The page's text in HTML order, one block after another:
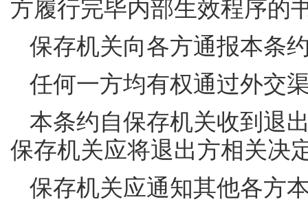
方履行完毕内部生效程序的
保存机关向各方通报本条
任何一方均有权通过外交
本条约自保存机关收到退
保存机关应将退出方相关决
保存机关应通知其他各方